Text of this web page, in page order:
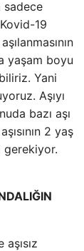
sadece
19
yaşam boyu
Yani
Aşıyı
bazı aşı
2 yaş
gerekiyor.
aşısız